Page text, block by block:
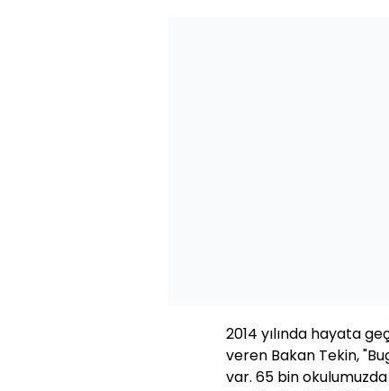
2014 yılında hayata
veren Bakan Tekin,
var. 65 bin